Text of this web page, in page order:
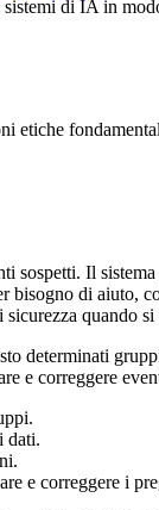
di IA in
etiche
sospetti. Il
bisogno di aiuto,
quando
e correggere
dati.
e correggere i